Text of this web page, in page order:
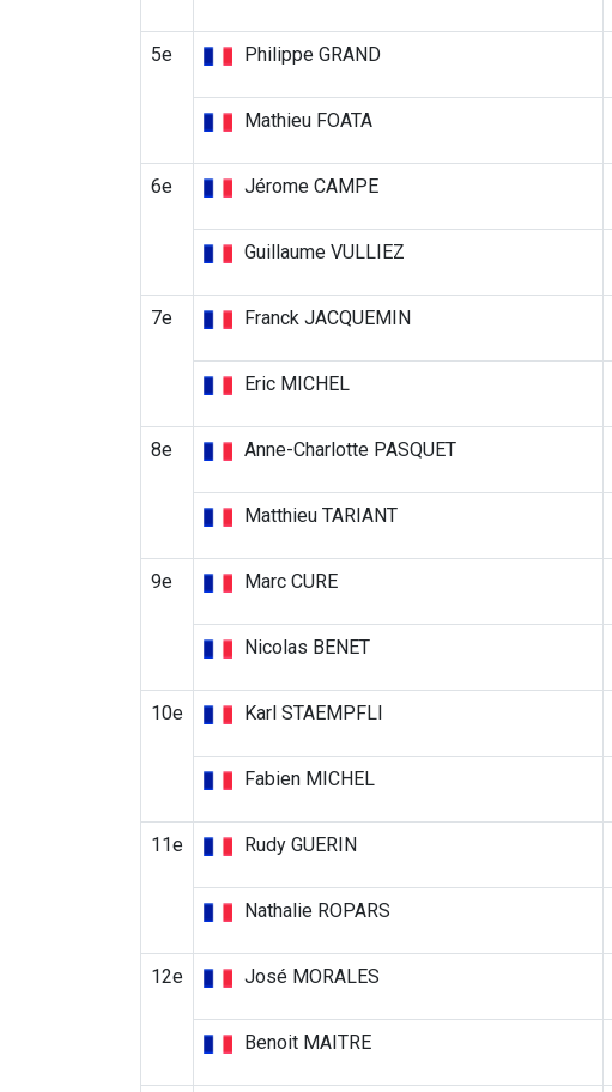
5e Philippe GRAND
Mathieu FOATA
6e Jérome CAMPE
Guillaume VULLIEZ
7e Franck JACQUEMIN
Eric MICHEL
8e Anne-Charlotte PASQUET
Matthieu TARIANT
9e Marc CURE
Nicolas BENET
10e Karl STAEMPFLI
Fabien MICHEL
11e Rudy GUERIN
Nathalie ROPARS
12e José MORALES
Benoit MAITRE